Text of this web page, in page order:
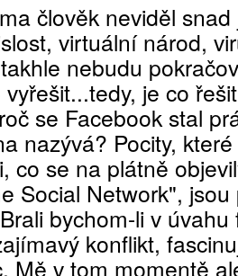
člověk neviděl snad
virtuální národ,
nebudu
je co
se Facebook stal
nazývá? Pocity,
co se na plátně
Social Network",
bychom-li v
konflikt,
Mě v tom momentě